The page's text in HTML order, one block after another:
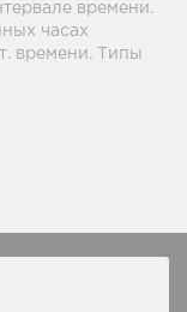
времени.
часах
времени. Типы